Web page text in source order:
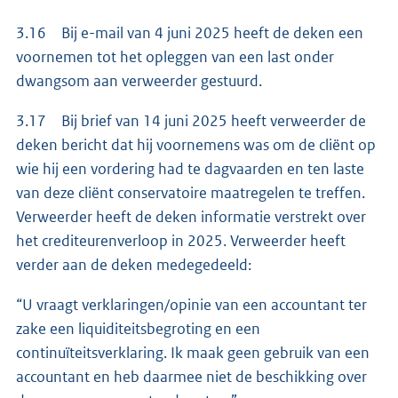
3.16 Bij e-mail van 4 juni 2025 heeft de deken een
voornemen tot het opleggen van een last onder
dwangsom aan verweerder gestuurd.
3.17 Bij brief van 14 juni 2025 heeft verweerder de
deken bericht dat hij voornemens was om de cliënt op
wie hij een vordering had te dagvaarden en ten laste
van deze cliënt conservatoire maatregelen te treffen.
Verweerder heeft de deken informatie verstrekt over
het crediteurenverloop in 2025. Verweerder heeft
verder aan de deken medegedeeld:
“U vraagt verklaringen/opinie van een accountant ter
zake een liquiditeitsbegroting en een
continuïteitsverklaring. Ik maak geen gebruik van een
accountant en heb daarmee niet de beschikking over